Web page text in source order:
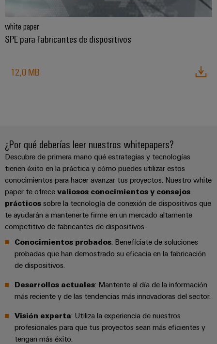
white paper
SPE para fabricantes de dispositivos
12,0 MB
¿Por qué deberías leer nuestros whitepapers?
Descubre de primera mano qué estrategias y tecnologías
tienen éxito en la práctica y cómo puedes utilizar estos
conocimientos para hacer avanzar tus proyectos. Nuestro white
paper te ofrece valiosos conocimientos y consejos
prácticos sobre la tecnología de conexión de dispositivos que
te ayudarán a mantenerte firme en un mercado altamente
competitivo de fabricantes de dispositivos.
Conocimientos probados: Benefíciate de soluciones
probadas que han demostrado su eficacia en la fabricación
de dispositivos.
Desarrollos actuales: Mantente al día de la información
más reciente y de las tendencias más innovadoras del sector.
Visión experta: Utiliza la experiencia de nuestros
profesionales para que tus proyectos sean más eficientes y
tengan más éxito.